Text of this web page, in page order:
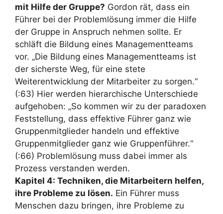
mit Hilfe der Gruppe? Gordon rät, dass ein
Führer bei der Problemlösung immer die Hilfe
der Gruppe in Anspruch nehmen sollte. Er
schläft die Bildung eines Managementteams
vor. „Die Bildung eines Managementteams ist
der sicherste Weg, für eine stete
Weiterentwicklung der Mitarbeiter zu sorgen.“
(:63) Hier werden hierarchische Unterschiede
aufgehoben: „So kommen wir zu der paradoxen
Feststellung, dass effektive Führer ganz wie
Gruppenmitglieder handeln und effektive
Gruppenmitglieder ganz wie Gruppenführer.“
(:66) Problemlösung muss dabei immer als
Prozess verstanden werden.
Kapitel 4: Techniken, die Mitarbeitern helfen,
ihre Probleme zu lösen. Ein Führer muss
Menschen dazu bringen, ihre Probleme zu